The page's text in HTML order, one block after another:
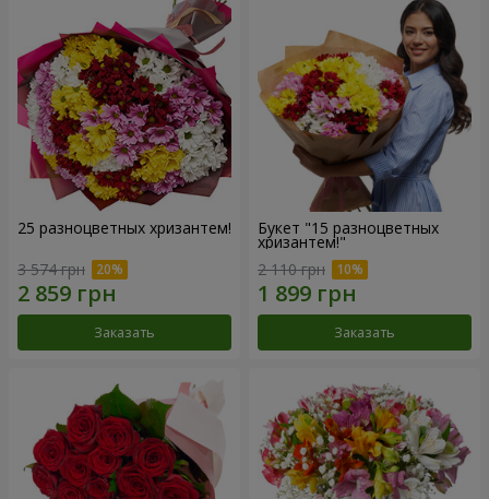
25 разноцветных хризантем!
3 574 грн
Заказать
Букет "15 разноцветных
хризантем!"
2 110 грн
Заказать